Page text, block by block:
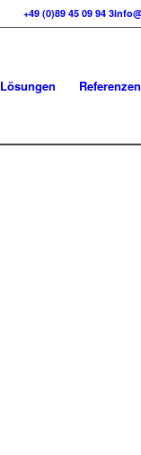
+49 (0)89 45 09 94 3
Lösungen Referenzen